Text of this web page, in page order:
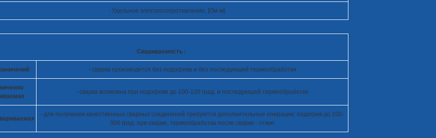
- Удельное электросопротивление, [Ом·м]
Свариваемость :
- сварка производится без подогрева и без последующей термообработки
- сварка возможна при подогреве до 100-120 град. и последующей термообработке
- для получения качественных сварных соединений требуются дополнительные операции: подогрев до 200-
300 град. при сварке, термообработка после сварки - отжиг